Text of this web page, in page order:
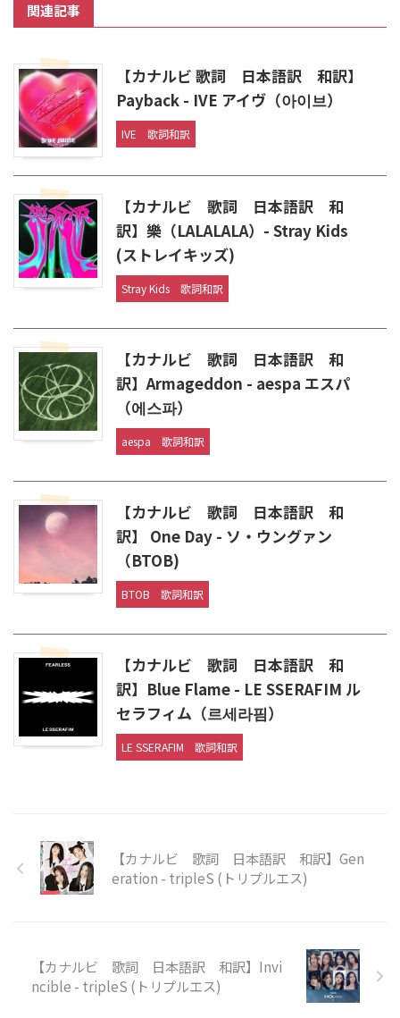
関連記事
【カナルビ 歌詞 日本語訳 和訳】
Payback - IVE アイヴ（아이브）
IVE 歌詞和訳
【カナルビ 歌詞 日本語訳 和
訳】樂（LALALALA）- Stray Kids
(ストレイキッズ)
Stray Kids 歌詞和訳
【カナルビ 歌詞 日本語訳 和
訳】Armageddon - aespa エスパ
（에스파）
aespa 歌詞和訳
【カナルビ 歌詞 日本語訳 和
訳】 One Day - ソ・ウングァン
（BTOB)
BTOB 歌詞和訳
【カナルビ 歌詞 日本語訳 和
訳】Blue Flame - LE SSERAFIM ル
セラフィム（르세라핌）
LE SSERAFIM 歌詞和訳
【カナルビ 歌詞 日本語訳 和訳】Gen
eration - tripleS (トリプルエス)
【カナルビ 歌詞 日本語訳 和訳】Invi
ncible - tripleS (トリプルエス)